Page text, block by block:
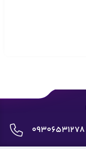
09306531278